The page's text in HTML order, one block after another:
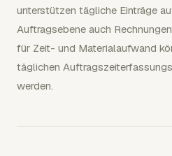
unterstützen tägliche Einträge
Auftragsebene auch
für Zeit- und Materialaufwand
täglichen
werden.